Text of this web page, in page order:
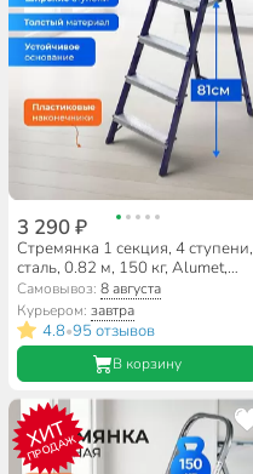
3 290 ₽
Стремянка 1 секция, 4 ступени,
сталь, 0.82 м, 150 кг, Alumet,
М8404
Самовывоз:8 августа
Курьером:завтра
4.8•95 отзывов
В корзину
ХИТ
ПРОДАЖ